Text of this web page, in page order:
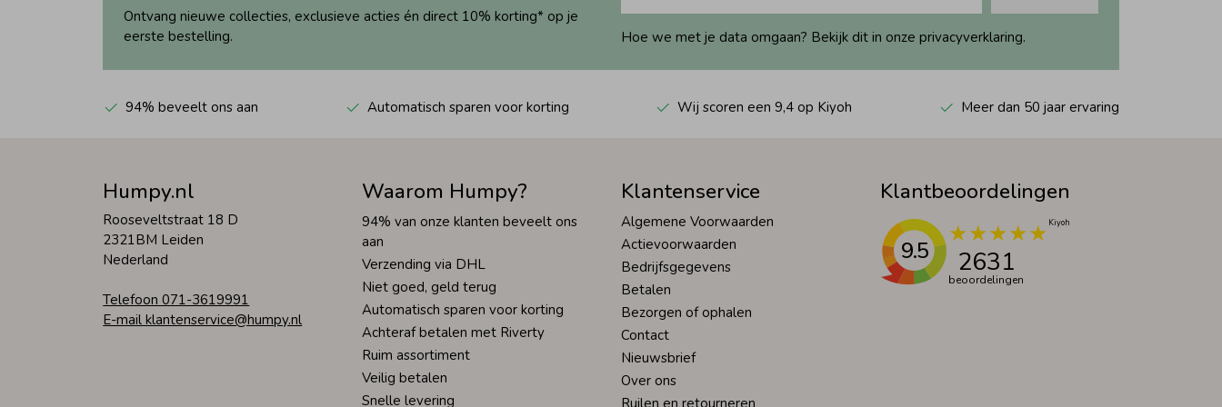
Ontvang nieuwe collecties, exclusieve acties én direct 10% korting* op je
eerste bestelling.
Hoe we met je data omgaan? Bekijk dit in onze privacyverklaring.
94% beveelt ons aan Automatisch sparen voor korting Wij scoren een 9,4 op Kiyoh Meer dan 50 jaar ervaring
Humpy.nl
Rooseveltstraat 18 D
2321BM Leiden
Nederland
Telefoon 071-3619991
E-mail klantenservice@humpy.nl
Waarom Humpy?
94% van onze klanten beveelt ons
aan
Verzending via DHL
Niet goed, geld terug
Automatisch sparen voor korting
Achteraf betalen met Riverty
Ruim assortiment
Veilig betalen
Snelle levering
Klantenservice
Algemene Voorwaarden
Actievoorwaarden
Bedrijfsgegevens
Betalen
Bezorgen of ophalen
Contact
Nieuwsbrief
Over ons
Ruilen en retourneren
Klantbeoordelingen
9.5 2631
beoordelingen